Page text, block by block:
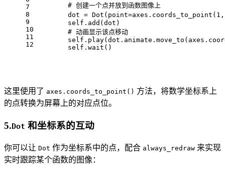
7
8
9
10
11
12
        # 创建一个点并放到函数图像上
dot =
        self.add(dot)
        # 动画显示该点移动
        self.wait()
这里使用了 axes.coords_to_point() 方法，将数学坐标系上
的点转换为屏幕上的对应点位。
5.Dot 和坐标系的互动
你可以让 Dot 作为坐标系中的点，配合 always_redraw 来实现
实时跟踪某个函数的图像：